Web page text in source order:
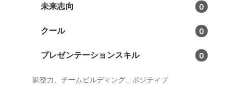
未来志向 0
クール 0
プレゼンテーションスキル 0
調整力、チームビルディング、ポジティブ